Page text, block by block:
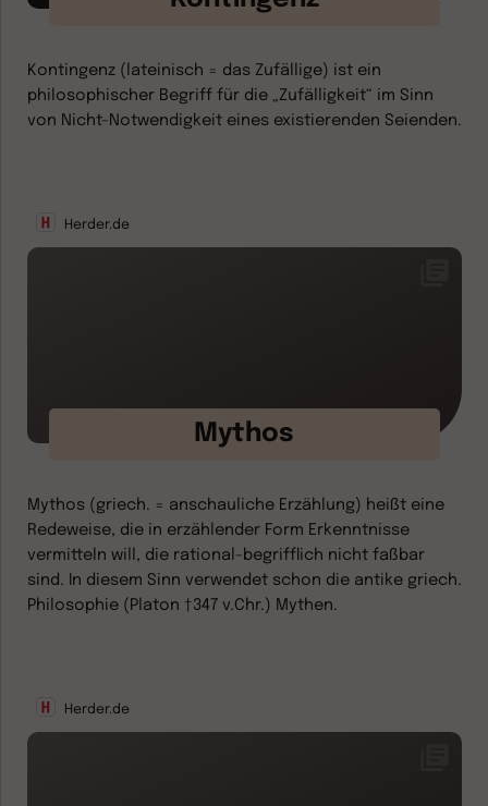
Kontingenz (lateinisch = das Zufällige) ist ein
philosophischer Begriff für die „Zufälligkeit“ im Sinn
von Nicht-Notwendigkeit eines existierenden Seienden.
Herder.de
Mythos
Mythos (griech. = anschauliche Erzählung) heißt eine
Redeweise, die in erzählender Form Erkenntnisse
vermitteln will, die rational-begrifflich nicht faßbar
sind. In diesem Sinn verwendet schon die antike griech.
Philosophie (Platon †347 v.Chr.) Mythen.
Herder.de